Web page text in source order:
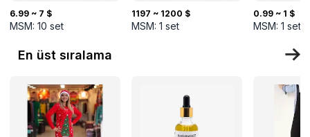
6.99 ~ 7 $
MSM: 10 set
1197 ~ 1200 $
MSM: 1 set
0.99 ~ 1 $
MSM: 1 set
En üst sıralama